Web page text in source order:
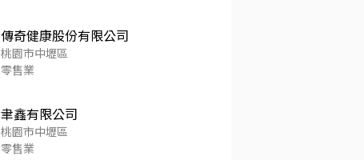
傳奇健康股份有限公司
桃園市中壢區
零售業
聿鑫有限公司
桃園市中壢區
零售業